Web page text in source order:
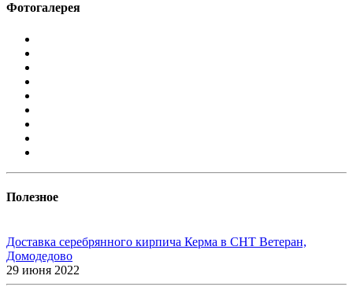
Фотогалерея
Полезное
Доставка серебрянного кирпича Керма в СНТ Ветеран,
Домодедово
29 июня 2022